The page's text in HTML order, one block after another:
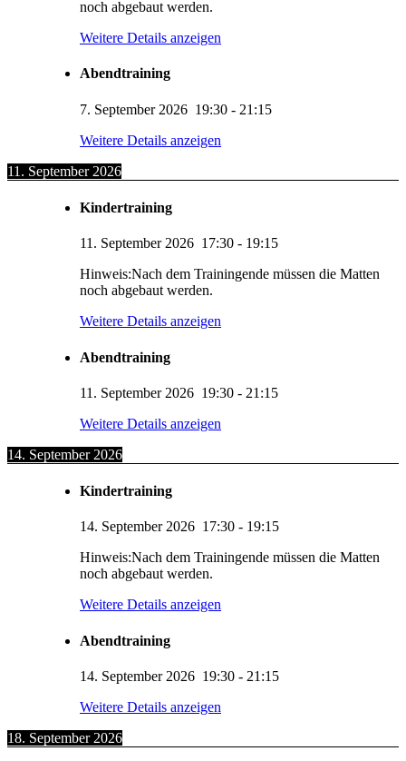
noch abgebaut werden.
Weitere Details anzeigen
Abendtraining
7. September 2026 19:30 - 21:15
Weitere Details anzeigen
11. September 2026
Kindertraining
11. September 2026 17:30 - 19:15
Hinweis:Nach dem Trainingende müssen die Matten
noch abgebaut werden.
Weitere Details anzeigen
Abendtraining
11. September 2026 19:30 - 21:15
Weitere Details anzeigen
14. September 2026
Kindertraining
14. September 2026 17:30 - 19:15
Hinweis:Nach dem Trainingende müssen die Matten
noch abgebaut werden.
Weitere Details anzeigen
Abendtraining
14. September 2026 19:30 - 21:15
Weitere Details anzeigen
18. September 2026